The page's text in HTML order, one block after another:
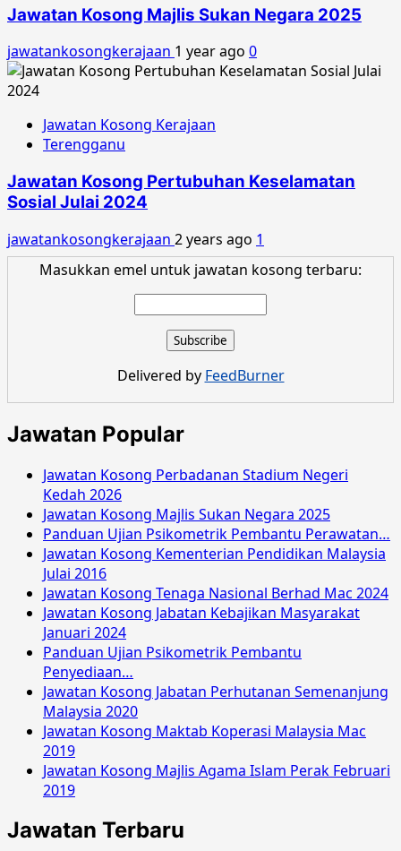
Jawatan Kosong Majlis Sukan Negara 2025
jawatankosongkerajaan 1 year ago 0
Jawatan Kosong Kerajaan
Terengganu
Jawatan Kosong Pertubuhan Keselamatan
Sosial Julai 2024
jawatankosongkerajaan 2 years ago 1
Masukkan emel untuk jawatan kosong terbaru:
Delivered by FeedBurner
Jawatan Popular
Jawatan Kosong Perbadanan Stadium Negeri
Kedah 2026
Jawatan Kosong Majlis Sukan Negara 2025
Panduan Ujian Psikometrik Pembantu Perawatan…
Jawatan Kosong Kementerian Pendidikan Malaysia
Julai 2016
Jawatan Kosong Tenaga Nasional Berhad Mac 2024
Jawatan Kosong Jabatan Kebajikan Masyarakat
Januari 2024
Panduan Ujian Psikometrik Pembantu
Penyediaan…
Jawatan Kosong Jabatan Perhutanan Semenanjung
Malaysia 2020
Jawatan Kosong Maktab Koperasi Malaysia Mac
2019
Jawatan Kosong Majlis Agama Islam Perak Februari
2019
Jawatan Terbaru